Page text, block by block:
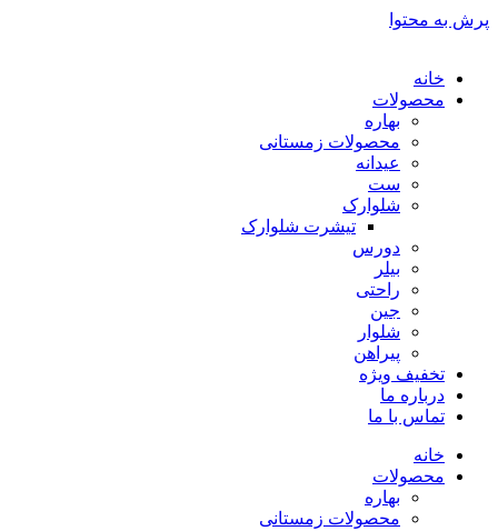
پرش به محتوا
خانه
محصولات
بهاره
محصولات زمستانی
عیدانه
ست
شلوارک
تیشرت شلوارک
دورس
بیلر
راحتی
جین
شلوار
پیراهن
تخفیف ویژه
درباره ما
تماس با ما
خانه
محصولات
بهاره
محصولات زمستانی